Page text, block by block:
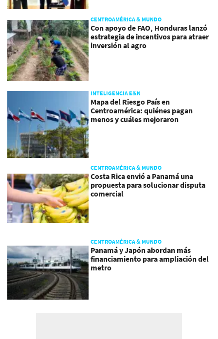
CENTROAMÉRICA & MUNDO
Con apoyo de FAO, Honduras lanzó
estrategia de incentivos para atraer
inversión al agro
INTELIGENCIA E&N
Mapa del Riesgo País en
Centroamérica: quiénes pagan
menos y cuáles mejoraron
CENTROAMÉRICA & MUNDO
Costa Rica envió a Panamá una
propuesta para solucionar disputa
comercial
CENTROAMÉRICA & MUNDO
Panamá y Japón abordan más
financiamiento para ampliación del
metro